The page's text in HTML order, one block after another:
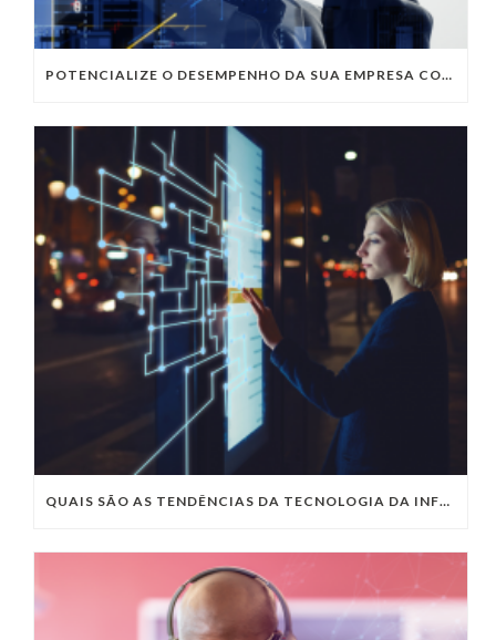
POTENCIALIZE O DESEMPENHO DA SUA EMPRESA COM OS SERVIÇOS DE TI DA VIVO VITA
QUAIS SÃO AS TENDÊNCIAS DA TECNOLOGIA DA INFORMAÇÃO PARA 2023?